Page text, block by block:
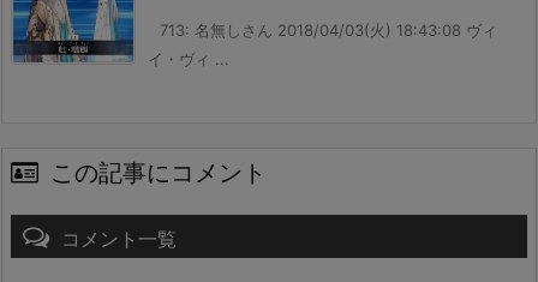
713: 名無しさん 2018/04/03(火) 18:43:08 ヴィ
イ・ヴィ ...
この記事にコメント
コメント一覧